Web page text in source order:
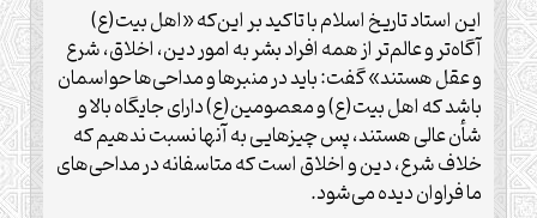
این استاد تاریخ اسلام با تاکید بر این‌که «اهل بیت(ع)
آگاه‌تر و عالم‌تر از همه افراد بشر به امور دین،‌ اخلاق، شرع
و عقل هستند» گفت: باید در منبرها و مداحی‌ها حواسمان
باشد که اهل بیت(ع) و معصومین(ع) دارای جایگاه بالا و
شأن عالی هستند، پس چیزهایی به آنها نسبت ندهیم که
خلاف شرع، دین و اخلاق است که متاسفانه در مداحی‌های
ما فراوان دیده می‌شود.